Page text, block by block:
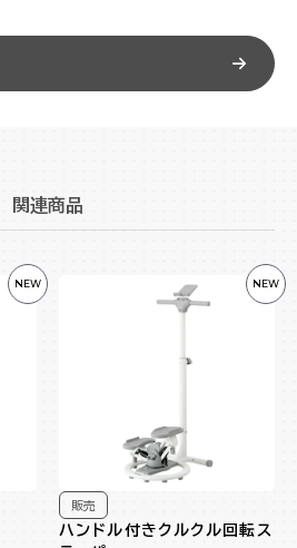
関連商品
NEW
販売
ハンドル付きクルクル回転ス
NEW